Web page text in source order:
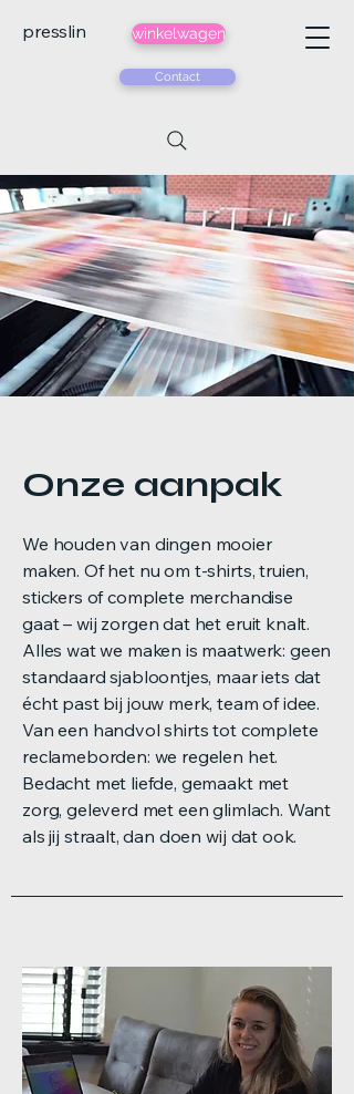
presslin winkelwagen
Contact
Onze aanpak
We houden van dingen mooier
maken. Of het nu om t-shirts, truien,
stickers of complete merchandise
gaat – wij zorgen dat het eruit knalt.
Alles wat we maken is maatwerk: geen
standaard sjabloontjes, maar iets dat
écht past bij jouw merk, team of idee.
Van een handvol shirts tot complete
reclameborden: we regelen het.
Bedacht met liefde, gemaakt met
zorg, geleverd met een glimlach. Want
als jij straalt, dan doen wij dat ook.